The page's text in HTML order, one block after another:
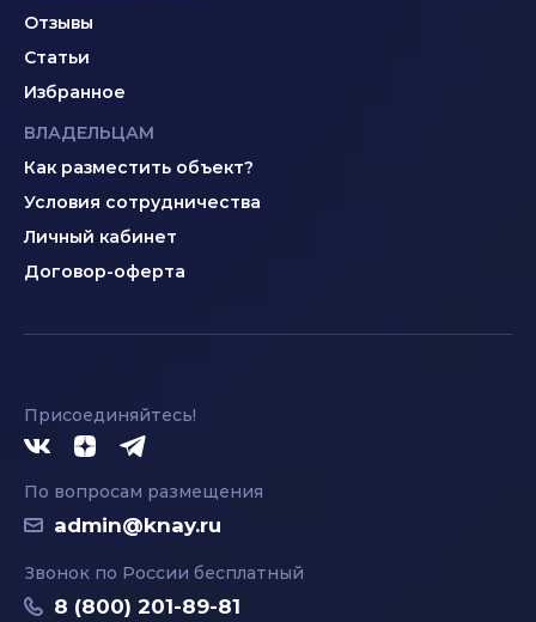
Отзывы
Статьи
Избранное
ВЛАДЕЛЬЦАМ
Как разместить объект?
Условия сотрудничества
Личный кабинет
Договор-оферта
Присоединяйтесь!
По вопросам размещения
admin@knay.ru
Звонок по России бесплатный
8 (800) 201-89-81